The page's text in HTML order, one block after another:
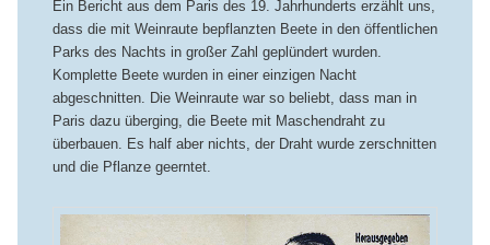
Ein Bericht aus dem Paris des 19. Jahrhunderts erzählt uns,
dass die mit Weinraute bepflanzten Beete in den öffentlichen
Parks des Nachts in großer Zahl geplündert wurden.
Komplette Beete wurden in einer einzigen Nacht
abgeschnitten. Die Weinraute war so beliebt, dass man in
Paris dazu überging, die Beete mit Maschendraht zu
überbauen. Es half aber nichts, der Draht wurde zerschnitten
und die Pflanze geerntet.